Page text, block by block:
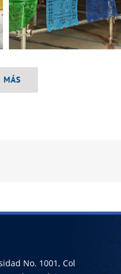
MÁS
No. 1001, Col